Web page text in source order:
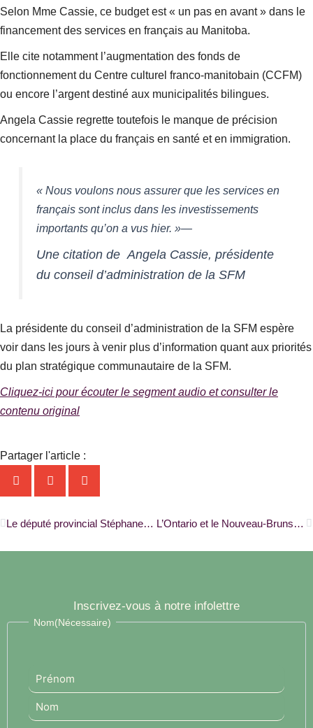
Selon Mme Cassie, ce budget est « un pas en avant » dans le
financement des services en français au Manitoba.
Elle cite notamment l’augmentation des fonds de
fonctionnement du Centre culturel franco-manitobain (CCFM)
ou encore l’argent destiné aux municipalités bilingues.
Angela Cassie regrette toutefois le manque de précision
concernant la place du français en santé et en immigration.
« Nous voulons nous assurer que les services en
français sont inclus dans les investissements
importants qu’on a vus hier. »—
Une citation de Angela Cassie, présidente
du conseil d’administration de la SFM
La présidente du conseil d’administration de la SFM espère
voir dans les jours à venir plus d’information quant aux priorités
du plan stratégique communautaire de la SFM.
Cliquez-ici pour écouter le segment audio et consulter le
contenu original
Partager l'article :
Précédent Le député provincial Stéphane Sarrazin compte « améliorer la situation de la francophonie ontarienne » |ONFR+| L’Ontario et le Nouveau-Brunswick resserrent leur coopération francophone |ONFR+|
Inscrivez-vous à notre infolettre
Nom(Nécessaire)
Prénom
Nom